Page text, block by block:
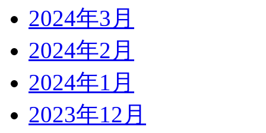
2024年3月
2024年2月
2024年1月
2023年12月